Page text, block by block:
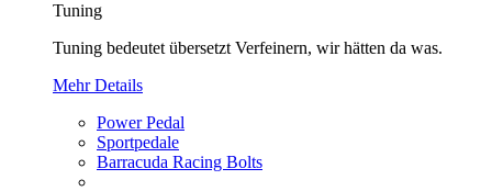
Tuning
Tuning bedeutet übersetzt Verfeinern, wir hätten da was.
Mehr Details
Power Pedal
Sportpedale
Barracuda Racing Bolts